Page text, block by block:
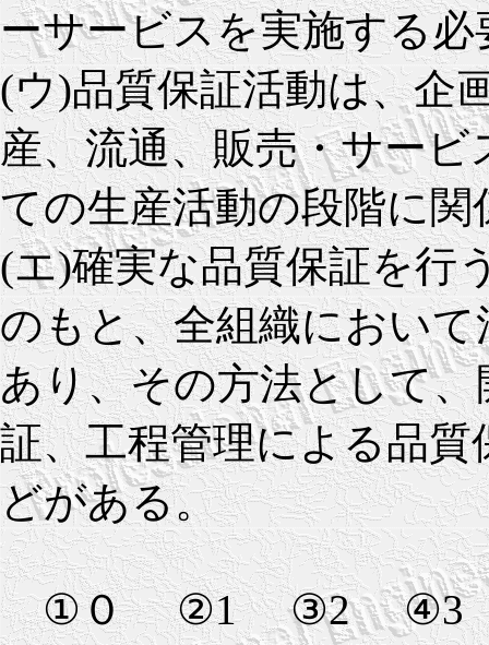
ーサービスを実施する必
(ウ)品質保証活動は、企
産、流通、販売・サー
ての生産活動の段階に関
(エ)確実な品質保証を行
のもと、全組織におい
あり、その方法として
証、工程管理による品
どがある。
①０ ②1 ③2 ④3